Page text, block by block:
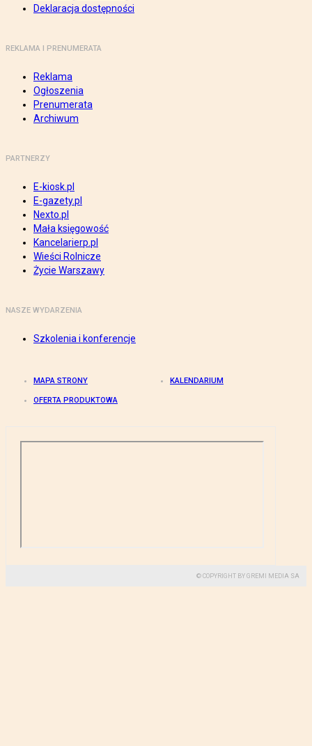
Deklaracja dostępności
REKLAMA I PRENUMERATA
Reklama
Ogłoszenia
Prenumerata
Archiwum
PARTNERZY
E-kiosk.pl
E-gazety.pl
Nexto.pl
Mała księgowość
Kancelarierp.pl
Wieści Rolnicze
Życie Warszawy
NASZE WYDARZENIA
Szkolenia i konferencje
MAPA STRONY KALENDARIUM
OFERTA PRODUKTOWA
© COPYRIGHT BY GREMI MEDIA SA